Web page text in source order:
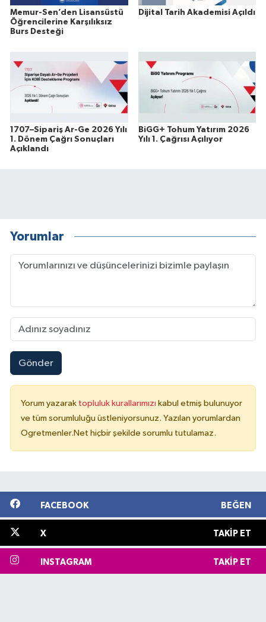
Memur-Sen’den Lisansüstü
Öğrencilerine Karşılıksız
Burs Desteği
Dijital Tarih Akademisi Açıldı
1707–Sipariş Ar-Ge 2026 Yılı
1. Dönem Çağrı Sonuçları
Açıklandı
BiGG+ Tohum Yatırım 2026
Yılı 1. Çağrısı Açılıyor
Yorumlar
Gönder
Yorum yazarak topluluk kurallarımızı kabul etmiş bulunuyor
ve tüm sorumluluğu üstleniyorsunuz. Yazılan yorumlardan
Ogretmenler.Net hiçbir şekilde sorumlu tutulamaz.
FACEBOOK BEĞEN
X TAKIP ET
INSTAGRAM TAKIP ET